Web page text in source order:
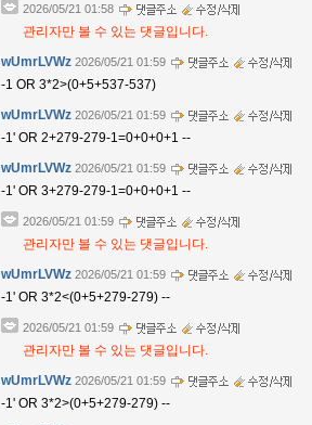
2026/05/21 01:58
관리자만 볼 수 있는 댓글입니다.
wUmrLVWz 2026/05/21 01:59
-1 OR 3*2>(0+5+537-537)
wUmrLVWz 2026/05/21 01:59
-1' OR 2+279-279-1=0+0+0+1 --
wUmrLVWz 2026/05/21 01:59
-1' OR 3+279-279-1=0+0+0+1 --
2026/05/21 01:59
관리자만 볼 수 있는 댓글입니다.
wUmrLVWz 2026/05/21 01:59
-1' OR 3*2<(0+5+279-279) --
2026/05/21 01:59
관리자만 볼 수 있는 댓글입니다.
wUmrLVWz 2026/05/21 01:59
-1' OR 3*2>(0+5+279-279) --